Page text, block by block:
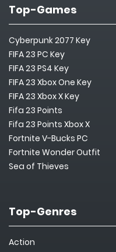
Top-Games
Cyberpunk 2077 Key
FIFA 23 PC Key
FIFA 23 PS4 Key
FIFA 23 Xbox One Key
FIFA 23 Xbox X Key
Fifa 23 Points
Fifa 23 Points Xbox X
Fortnite V-Bucks PC
Fortnite Wonder Outfit
Sea of Thieves
Top-Genres
Action